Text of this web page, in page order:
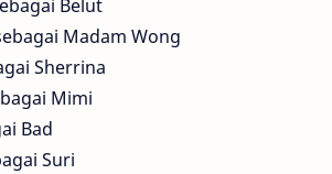
Belut
Madam Wong
Sherrina
Mimi
Bad
Suri